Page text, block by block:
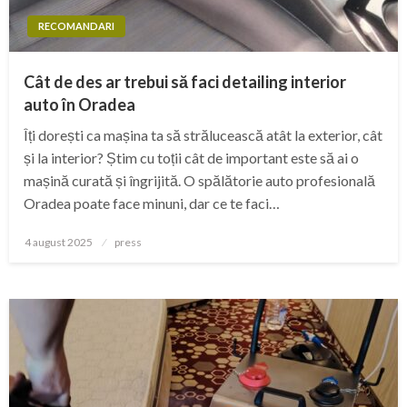
RECOMANDARI
Cât de des ar trebui să faci detailing interior
auto în Oradea
Îți dorești ca mașina ta să strălucească atât la exterior, cât
și la interior? Știm cu toții cât de important este să ai o
mașină curată și îngrijită. O spălătorie auto profesională
Oradea poate face minuni, dar ce te faci…
Posted
4 august 2025 press